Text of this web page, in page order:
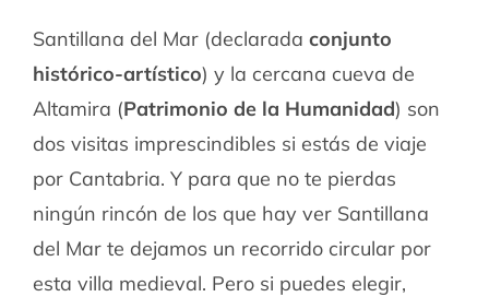
Santillana del Mar (declarada conjunto
histórico-artístico) y la cercana cueva de
Altamira (Patrimonio de la Humanidad) son
dos visitas imprescindibles si estás de viaje
por Cantabria. Y para que no te pierdas
ningún rincón de los que hay ver Santillana
del Mar te dejamos un recorrido circular por
esta villa medieval. Pero si puedes elegir,